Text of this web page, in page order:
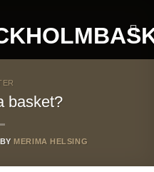
basket?
BY MERIMA HELSING